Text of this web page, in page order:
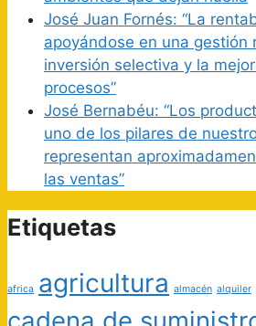
José Juan Fornés: “La
apoyándose en una gestión
inversión selectiva y la
procesos”
José Bernabéu: “Los
uno de los pilares de
representan
las ventas”
Etiquetas
africa agricultura almacén alquiler